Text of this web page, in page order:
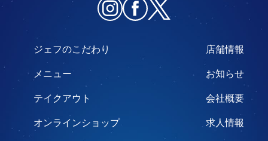
ジェフのこだわり
メニュー
テイクアウト
オンラインショップ
店舗情報
お知らせ
会社概要
求人情報